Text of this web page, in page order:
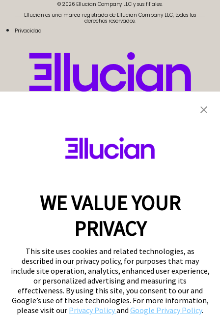
© 2026 Ellucian Company LLC y sus filiales.
Ellucian es una marca registrada de Ellucian Company LLC, todos los
derechos reservados.
Privacidad
WE VALUE YOUR
PRIVACY
This site uses cookies and related technologies, as
described in our privacy policy, for purposes that may
include site operation, analytics, enhanced user experience,
or personalized advertising and measuring its
effectiveness. By using this site, you consent to our and
Google’s use of these technologies. For more information,
please visit our Privacy Policyand Google Privacy Policy.